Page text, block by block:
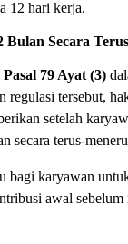
12 hari kerja.
Bulan Secara
Pasal 79 Ayat (3)
regulasi tersebut,
setelah
secara terus-
bagi karyawan
awal